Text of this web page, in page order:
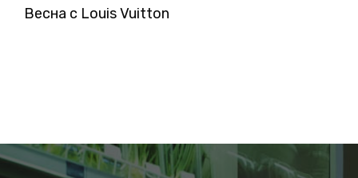
Весна с Louis Vuitton